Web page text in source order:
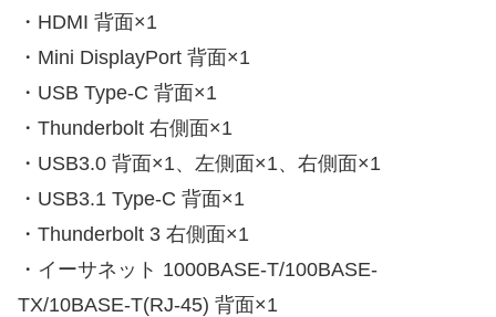
・HDMI 背面×1
・Mini DisplayPort 背面×1
・USB Type-C 背面×1
・Thunderbolt 右側面×1
・USB3.0 背面×1、左側面×1、右側面×1
・USB3.1 Type-C 背面×1
・Thunderbolt 3 右側面×1
・イーサネット 1000BASE-T/100BASE-
TX/10BASE-T(RJ-45) 背面×1